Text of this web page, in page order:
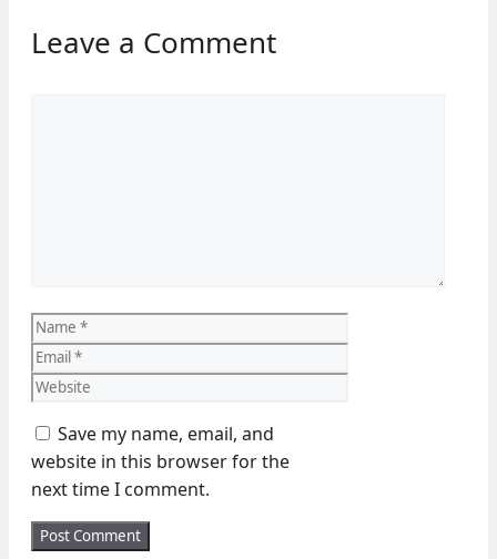
Leave a Comment
Name
Email
Website
Save my name, email, and
website in this browser for the
next time I comment.